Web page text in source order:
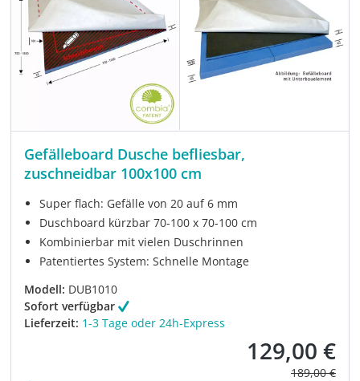
Gefälleboard Dusche befliesbar,
zuschneidbar 100x100 cm
Super flach: Gefälle von 20 auf 6 mm
Duschboard kürzbar 70-100 x 70-100 cm
Kombinierbar mit vielen Duschrinnen
Patentiertes System: Schnelle Montage
Modell: DUB1010
Sofort verfügbar
Lieferzeit: 1-3 Tage oder 24h-Express
Verkaufspreis:
129,00 €
Regulärer
189,00 €